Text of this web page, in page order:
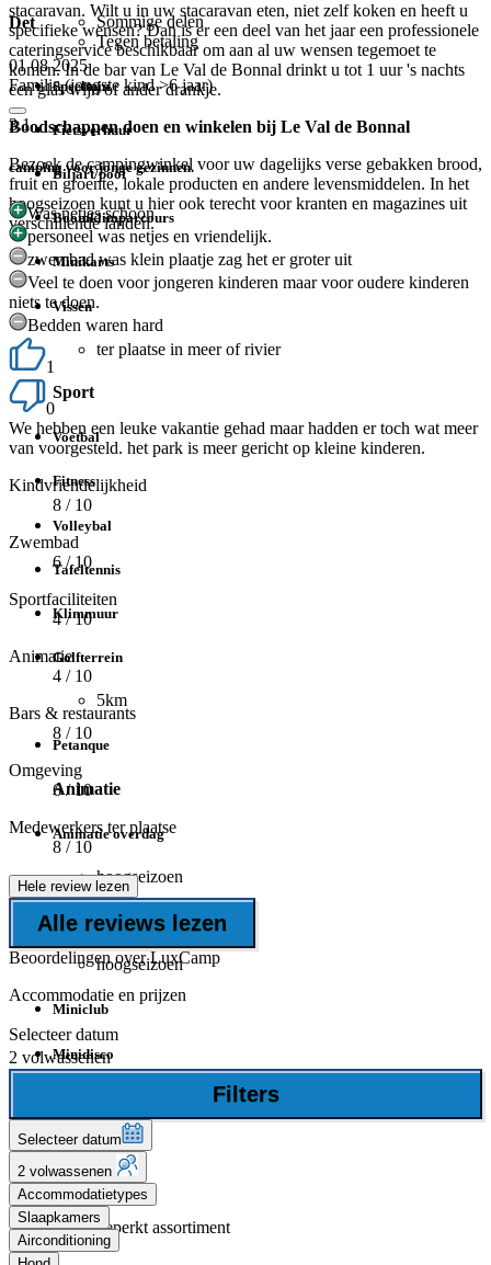
stacaravan. Wilt u in uw stacaravan eten, niet zelf koken en heeft u
specifieke wensen? Dan is er een deel van het jaar een professionele
cateringservice beschikbaar om aan al uw wensen tegemoet te
komen. In de bar van Le Val de Bonnal drinkt u tot 1 uur 's nachts
een glas wijn of ander drankje.
Boodschappen doen en winkelen bij Le Val de Bonnal
Bezoek de campingwinkel voor uw dagelijks verse gebakken brood,
fruit en groente, lokale producten en andere levensmiddelen. In het
hoogseizoen kunt u hier ook terecht voor kranten en magazines uit
verschillende landen.
Sommige delen
Tegen betaling
Speeltuin
Fietsverhuur
Biljart/pool
Boomklimparcours
Minikarts
Vissen
ter plaatse in meer of rivier
Sport
Voetbal
Fitness
Volleybal
Tafeltennis
Klimmuur
Golfterrein
5km
Petanque
Animatie
Animatie overdag
hoogseizoen
Animatie 's avonds
hoogseizoen
Miniclub
Minidisco
Winkels
Supermarkt
beperkt assortiment
Det
01 08 2025
Familie (jongste kind >6 jaar)
3.1
camping voor jonge gezinnen.
Was netjes schoon
personeel was netjes en vriendelijk.
zwembad was klein plaatje zag het er groter uit
Veel te doen voor jongeren kinderen maar voor oudere kinderen
niets te doen.
Bedden waren hard
1
0
We hebben een leuke vakantie gehad maar hadden er toch wat meer
van voorgesteld. het park is meer gericht op kleine kinderen.
Kindvriendelijkheid
8 / 10
Zwembad
6/ 10
Sportfaciliteiten
4/ 10
Animatie
4 / 10
Bars & restaurants
8 / 10
Omgeving
6/ 10
Medewerkers ter plaatse
8 / 10
Hele review lezen
Alle reviews lezen
Beoordelingen over LuxCamp
Accommodatie en prijzen
Selecteer datum
2 volwassenen
Filters
Selecteer datum
2 volwassenen
Accommodatietypes
Slaapkamers
Airconditioning